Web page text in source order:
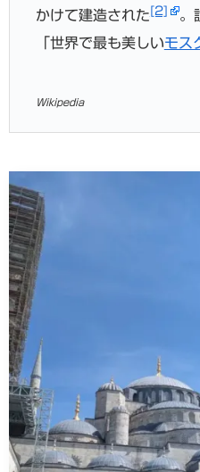
かけて建造された[2]
。
「世界で最も美しいモス
Wikipedia